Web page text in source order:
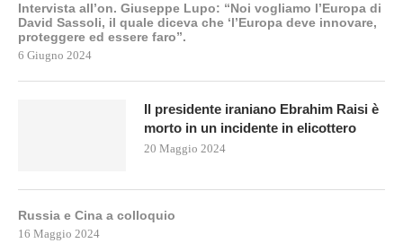
Intervista all’on. Giuseppe Lupo: “Noi vogliamo l’Europa di
David Sassoli, il quale diceva che ‘l’Europa deve innovare,
proteggere ed essere faro”.
6 Giugno 2024
Il presidente iraniano Ebrahim Raisi è
morto in un incidente in elicottero
20 Maggio 2024
Russia e Cina a colloquio
16 Maggio 2024